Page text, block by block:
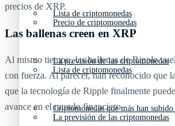
Lista de criptomonedas
La previsión de las criptomonedas
Criptomonedas que más han
Precio de criptomonedas
Lista de criptomonedas
La previsión de las criptomonedas
precios de XRP.
Las ballenas creen en XRP
Al mismo tiempo, las ballenas de Ripple
con fuerza. Al parecer, han reconocido que
que la tecnología de Ripple finalmente
avance en el mundo financiero.